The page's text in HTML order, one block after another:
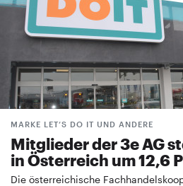
MARKE LET’S DO IT UND ANDERE
Mitglieder der 3e AG
in Österreich um 12,6
Die österreichische